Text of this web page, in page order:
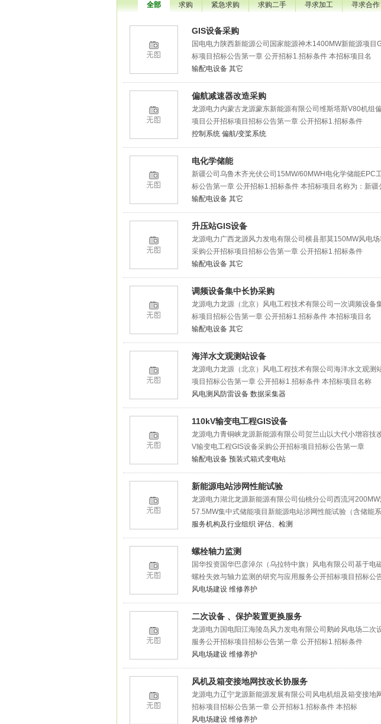
全部 求购 紧急求购 求购二手 寻求加工 寻求合作
GIS设备采购
国电电力陕西新能源公司国家能源神木1400MW新能源项目
标项目招标公告第一章 公开招标1.招标条件 本招标项目名
输配电设备 其它
偏航减速器改造采购
龙源电力内蒙古龙源蒙东新能源有限公司维斯塔斯V80机组
项目公开招标项目招标公告第一章 公开招标1.招标条件
控制系统 偏航/变桨系统
电化学储能
新疆公司乌鲁木齐光伏公司15MW/60MWH电化学储能EPC
标公告第一章 公开招标1.招标条件 本招标项目名称为：新疆
输配电设备 其它
升压站GIS设备
龙源电力广西龙源风力发电有限公司横县那莫150MW风电
采购公开招标项目招标公告第一章 公开招标1.招标条件
输配电设备 其它
调频设备集中长协采购
龙源电力龙源（北京）风电工程技术有限公司一次调频设备
标项目招标公告第一章 公开招标1.招标条件 本招标项目名
输配电设备 其它
海洋水文观测站设备
龙源电力龙源（北京）风电工程技术有限公司海洋水文观测
项目招标公告第一章 公开招标1.招标条件 本招标项目名称
风电测风防雷设备 数据采集器
110kV输变电工程GIS设备
龙源电力青铜峡龙源新能源有限公司贺兰山以大代小增容技
V输变电工程GIS设备采购公开招标项目招标公告第一章
输配电设备 预装式箱式变电站
新能源电站涉网性能试验
龙源电力湖北龙源新能源有限公司仙桃分公司西流河
57.5MW集中式储能项目新能源电站涉网性能试验（含储能系
服务机构及行业组织 评估、检测
螺栓轴力监测
国华投资国华巴彦淖尔（乌拉特中旗）风电有限公司基于电
螺栓失效与轴力监测的研究与应用服务公开招标项目招标公
风电场建设 维修养护
二次设备 、保护装置更换服务
龙源电力国电阳江海陵岛风力发电有限公司鹅岭风电场二次
服务公开招标项目招标公告第一章 公开招标1.招标条件
风电场建设 维修养护
风机及箱变接地网技改长协服务
龙源电力辽宁龙源新能源发展有限公司风电机组及箱变接地
招标项目招标公告第一章 公开招标1.招标条件 本招标
风电场建设 维修养护